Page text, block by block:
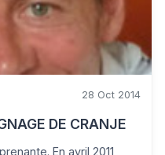
28 Oct 2014
DE CRANJE
En avril 2011,